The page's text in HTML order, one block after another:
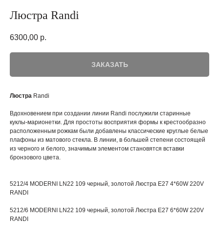
Люстра Randi
6300,00 р.
ЗАКАЗАТЬ
Люстра Randi
Вдохновением при создании линии Randi послужили старинные
куклы-марионетки. Для простоты восприятия формы к крестообразно
расположенным рожкам были добавлены классические круглые белые
плафоны из матового стекла. В линии, в большей степени состоящей
из черного и белого, значимым элементом становятся вставки
бронзового цвета.
5212/4 MODERNI LN22 109 черный, золотой Люстра E27 4*60W 220V
RANDI
5212/6 MODERNI LN22 109 черный, золотой Люстра E27 6*60W 220V
RANDI